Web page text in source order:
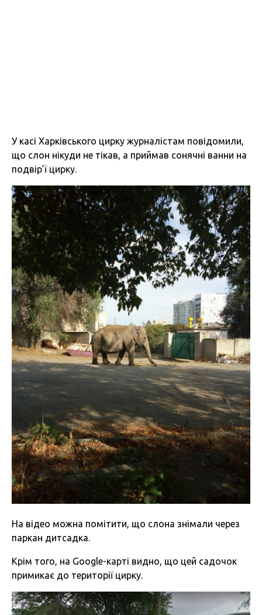
У касі Харківського цирку журналістам повідомили,
що слон нікуди не тікав, а приймав сонячні ванни на
подвір’ї цирку.
На відео можна помітити, що слона знімали через
паркан дитсадка.
Крім того, на Google-карті видно, що цей садочок
примикає до території цирку.